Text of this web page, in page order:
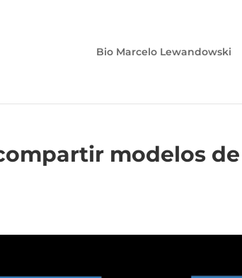
Bio Marcelo Lewandowski
modelos